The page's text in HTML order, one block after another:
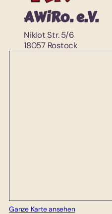
AWiRo. e.V.
Niklot Str. 5/6
18057 Rostock
Ganze Karte ansehen